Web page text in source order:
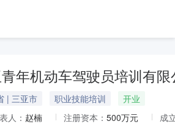
年机动车驾驶员培训有限
| 三亚市 职业技能培训
开业
人： 赵楠 注册资本： 500万元
成